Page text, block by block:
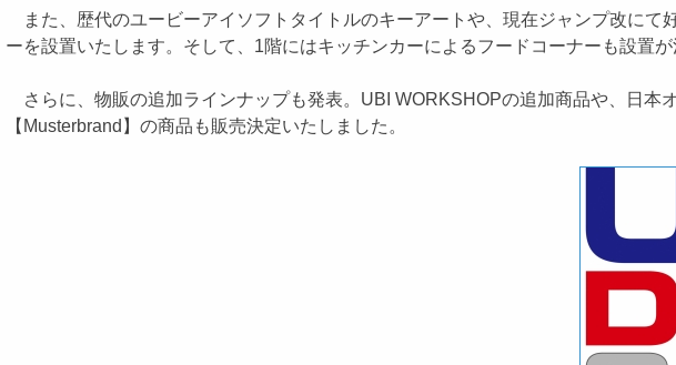
また、歴代のユービーアイソフトタイトルのキーアートや、現在ジャンプ改にて
ーを設置いたします。そして、1階にはキッチンカーによるフードコーナーも設置
さらに、物販の追加ラインナップも発表。UBI WORKSHOPの追加商品や、日本
【Musterbrand】の商品も販売決定いたしました。